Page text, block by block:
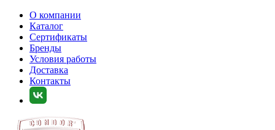
О компании
Каталог
Сертификаты
Бренды
Условия работы
Доставка
Контакты